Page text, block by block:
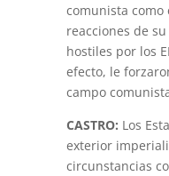
comunista
reacciones de
hostiles por los
efecto, le
campo
CASTRO: Los
exterior
circunstancias